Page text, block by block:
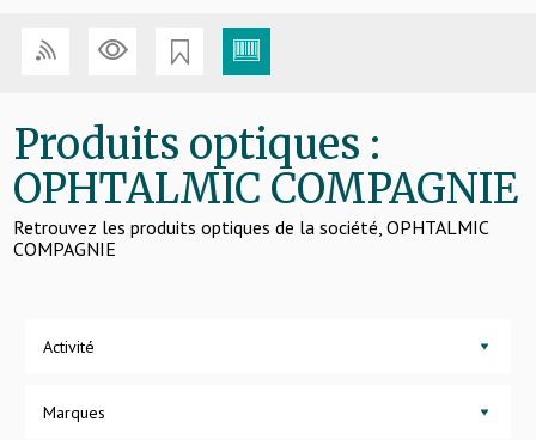
Produits d’entretien lentilles
Verres
Produits optiques :
OPHTALMIC COMPAGNIE
Retrouvez les produits optiques de la société, OPHTALMIC
COMPAGNIE
Activité
Marques